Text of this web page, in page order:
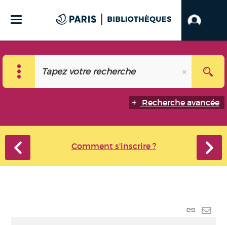
Recherche avancée
Comment s'inscrire ?
Lien